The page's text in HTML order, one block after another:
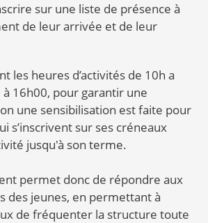
sur une liste de présence à
de leur arrivée et de leur
les heures d’activités de 10h a
16h00, pour garantir une
une sensibilisation est faite pour
s’inscrivent sur ses créneaux
jusqu'à son terme.
permet donc de répondre aux
des jeunes, en permettant à
de fréquenter la structure toute